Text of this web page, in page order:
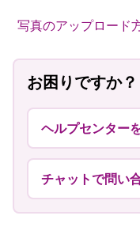
写真のアップロード
お困りですか？
ヘルプセンター
チャットで問い